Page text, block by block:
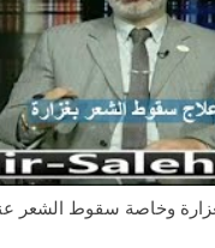
وخاصة سقوط الشعر